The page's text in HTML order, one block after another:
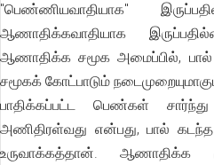
"பெண்ணியவாதியாக"
ஆணாதிக்கவாதியாக
ஆணாதிக்க சமூக அமைப்பில், பால்
சமூகக் கோட்பாடும்
பாதிக்கப்பட்ட பெண்கள்
அணிதிரள்வது என்பது, பால்
உருவாக்கத்தான். ஆணாதிக்க